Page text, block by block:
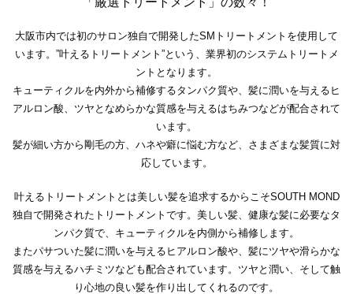
大阪市内では初のサロン独自で開発したSMトリートメントを使用して
います。”叶えるトリートメント”という、業界初のシステムトリートメ
ントとなります。
キューティクルを内外から補修するタンパク質や、髪に潤いを与えるヒ
アルロン酸、ツヤとなめらかな質感を与えるはちみつなどが配合されて
います。
髪が細い方から剛毛の方、ハネや癖に悩む方など、さまざまな髪質に対
応しています。
叶えるトリートメントとは美しい髪を追求するからこそSOUTH MOND
独自で開発されたトリートメントです。美しい髪、健康な髪に必要なタ
ンパク質で、キューティクルを内側から補修します。
またパサついた髪に潤いを与えるヒアルロン酸や、髪にツヤや滑らかな
質感を与えるハチミツなども配合されています。ツヤと潤い、そして触
り心地の良い髪を作り出してくれるのです。